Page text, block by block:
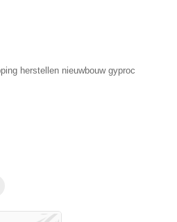
herstellen nieuwbouw gyproc